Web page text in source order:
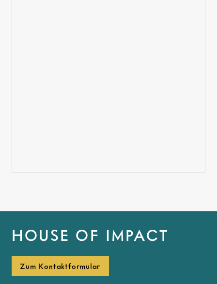
HOUSE OF IMPACT
Zum Kontaktformular